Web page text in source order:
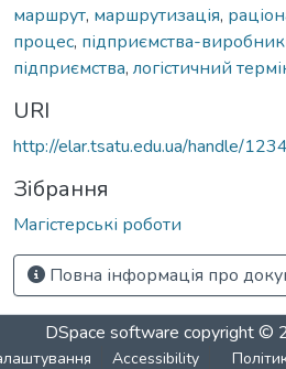
маршрут, маршрутизація,
процес, підприємства-
підприємства, логістичний
URI
http://elar.tsatu.edu.ua/handle/
Зібрання
Магістерські роботи
Повна інформація про
DSpace software copyright ©
Accessibility